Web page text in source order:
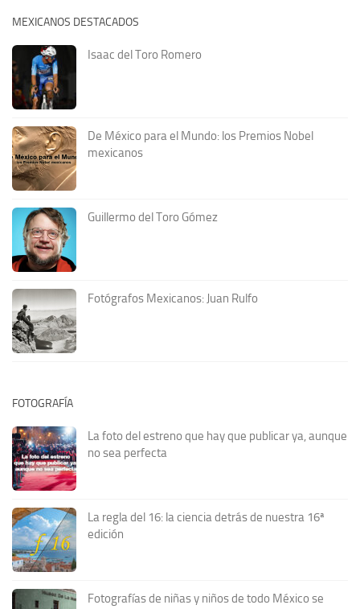
MEXICANOS DESTACADOS
Isaac del Toro Romero
De México para el Mundo: los Premios Nobel
mexicanos
Guillermo del Toro Gómez
Fotógrafos Mexicanos: Juan Rulfo
FOTOGRAFÍA
La foto del estreno que hay que publicar ya, aunque
no sea perfecta
La regla del 16: la ciencia detrás de nuestra 16ª
edición
Fotografías de niñas y niños de todo México se